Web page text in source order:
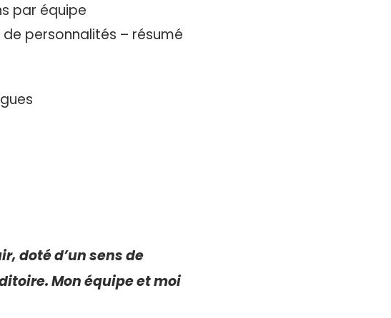
par équipe
personnalités – résumé
doté d’un sens de
Mon équipe et moi